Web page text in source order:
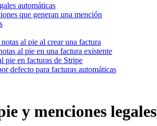
automáticas
que generan una mención
al pie al crear una factura
al pie en una factura existente
pie en facturas de Stripe
defecto para facturas automáticas
y menciones legales